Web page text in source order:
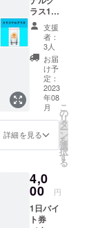
載させ
ていた
だきま
す ＊備
考欄に
看板に
記載し
たいお
名前を
記入し
てくだ
さい ＊
パン以
外にお
使いで
きます
＊有効
ラス1
個！ 店
内に掲
示する
支援者
全員の
お名前
を記載
した看
板に
【小】
サイズ
でお名
前を記
ていた
だきま
す ＊備
考欄に
看板に
支援
者：
3人
お届
け予
定：
2023
年08
月
詳細を見る
こ
の
リ
タ
ー
ン
を
選
択
す
る
4,0
00 円
1日バイ
ト券